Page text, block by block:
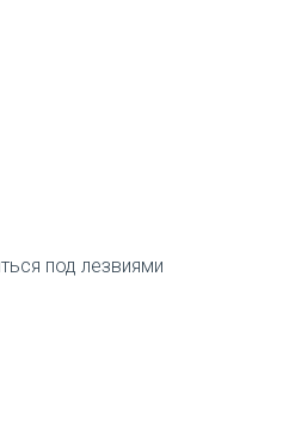
под лезвиями